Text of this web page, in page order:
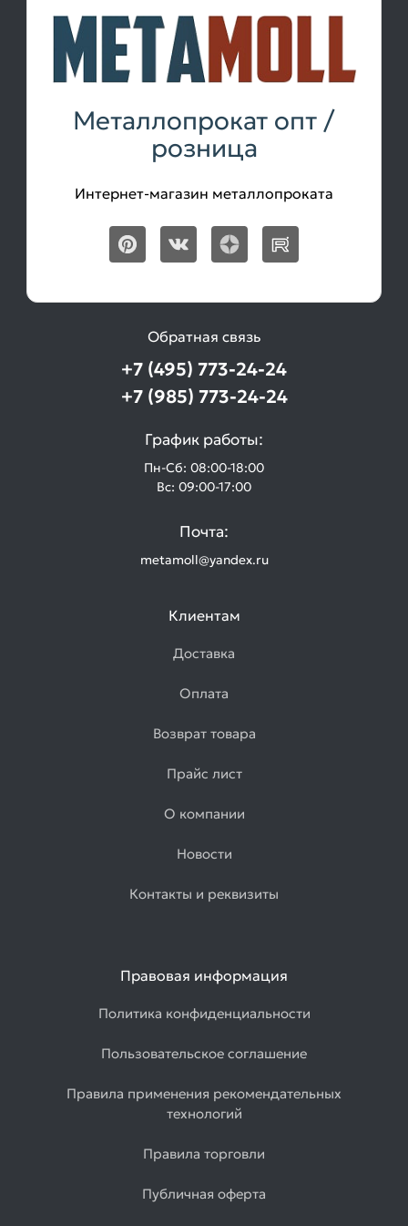
Металлопрокат опт /
розница
Интернет-магазин металлопроката
Обратная связь
+7 (495) 773-24-24
+7 (985) 773-24-24
График работы:
Пн-Сб: 08:00-18:00
Вс: 09:00-17:00
Почта:
metamoll@yandex.ru
Клиентам
Доставка
Оплата
Возврат товара
Прайс лист
О компании
Новости
Контакты и реквизиты
Правовая информация
Политика конфиденциальности
Пользовательское соглашение
Правила применения рекомендательных
технологий
Правила торговли
Публичная оферта